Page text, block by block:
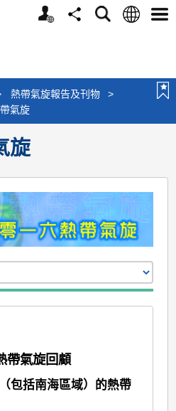
個
分
搜
語
選
熱帶氣旋報告及刊物
>
氣旋
旋
帶氣旋回顧
包括南海區域）的熱帶